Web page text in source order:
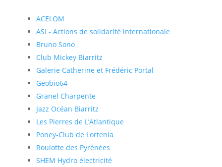
ACELOM
ASI - Actions de solidarité internationale
Bruno Sono
Club Mickey Biarritz
Galerie Catherine et Frédéric Portal
Geobio64
Granel Charpente
Jazz Océan Biarritz
Les Pierres de L’Atlantique
Poney-Club de Lortenia
Roulotte des Pyrénées
SHEM Hydro électricité